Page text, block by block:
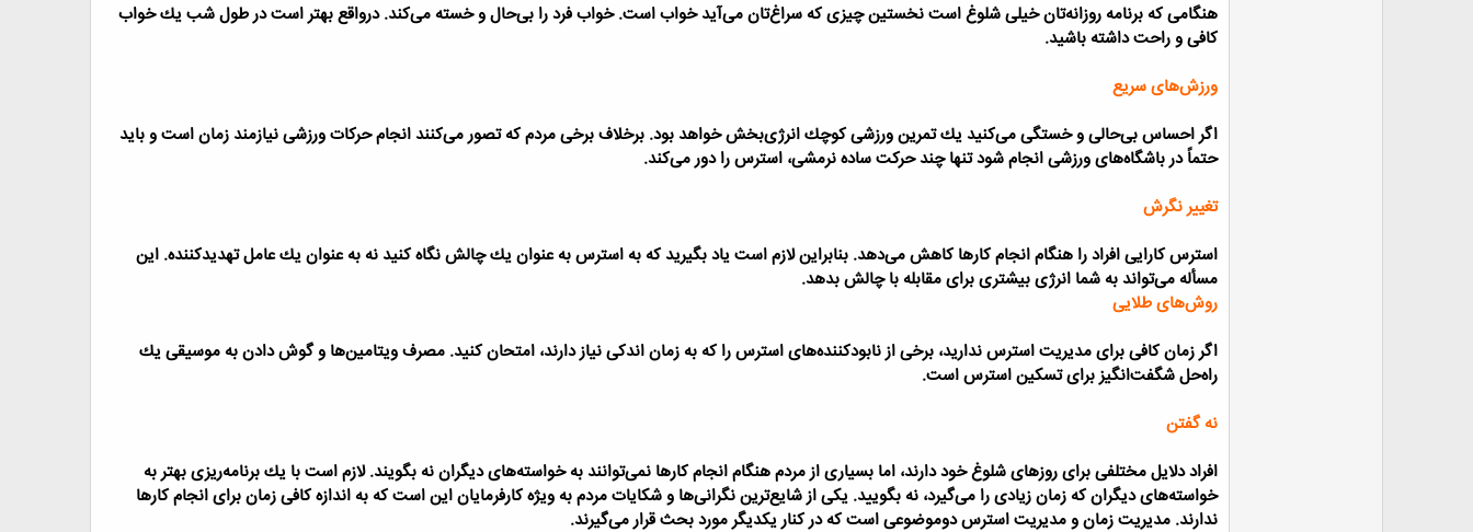
هنگامی كه برنامه روزانه‌تان خیلی شلوغ است نخستین چیزی كه سراغ‌تان می‌آید خواب است. خواب فرد را بی‌حال و خسته می‌كند. درواقع بهتر است در طول شب یك خواب
كافی و راحت داشته باشید.
ورزش‌های سریع
اگر احساس بی‌حالی و خستگی می‌كنید یك تمرین ورزشی كوچك انرژی‌بخش خواهد بود. برخلاف برخی مردم كه تصور می‌كنند انجام حركات ورزشی نیازمند زمان است و باید
حتماً در باشگاه‌های ورزشی انجام شود تنها چند حركت ساده نرمشی، استرس را دور می‌كند.
تغییر نگرش
استرس كارایی افراد را هنگام انجام كارها كاهش می‌دهد. بنابراین لازم است یاد بگیرید كه به استرس به عنوان یك چالش نگاه كنید نه به عنوان یك عامل تهدیدكننده. این
مسأله می‌تواند به شما انرژی بیشتری برای مقابله با چالش بدهد.
روش‌های طلایی
اگر زمان كافی برای مدیریت استرس ندارید، برخی از نابودكننده‌های استرس را كه به زمان اندكی نیاز دارند، امتحان كنید. مصرف ویتامین‌ها و گوش دادن به موسیقی یك
راه‌حل شگفت‌انگیز برای تسكین استرس است.
نه گفتن
افراد دلایل مختلفی برای روزهای شلوغ خود دارند، اما بسیاری از مردم هنگام انجام كارها نمی‌توانند به خواسته‌های دیگران نه بگویند. لازم است با یك برنامه‌ریزی بهتر به
خواسته‌های دیگران كه زمان زیادی را می‌گیرد، نه بگویید. یكی از شایع‌ترین نگرانی‌ها و شكایات مردم به ویژه كارفرمایان این است كه به اندازه كافی زمان برای انجام كارها
ندارند. مدیریت زمان و مدیریت استرس دوموضوعی است كه در كنار یكدیگر مورد بحث قرار می‌گیرند.